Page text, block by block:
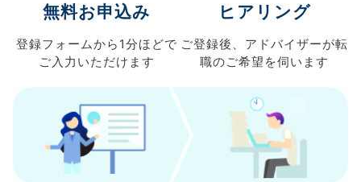
無料お申込み
登録フォームから 1分ほどで
ご入力 いただけます
ヒアリング
ご登録後、 アドバイザーが転
職のご希望を伺います